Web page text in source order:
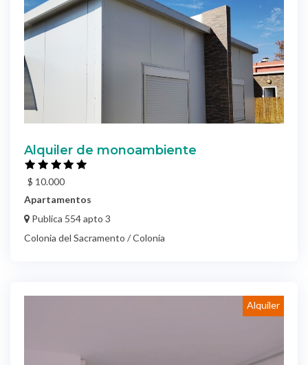
Alquiler de monoambiente
$ 10.000
Apartamentos
Publica 554 apto 3
Colonia del Sacramento / Colonia
Alquiler